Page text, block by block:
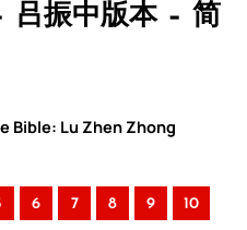
吕振中版本 – 简
Bible: Lu Zhen Zhong
6 7 8 9 10